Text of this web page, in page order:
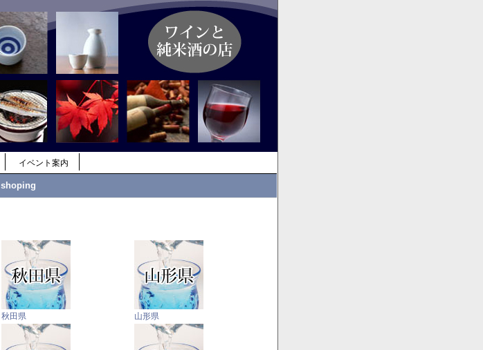
イベント案内
shoping
秋田県 山形県